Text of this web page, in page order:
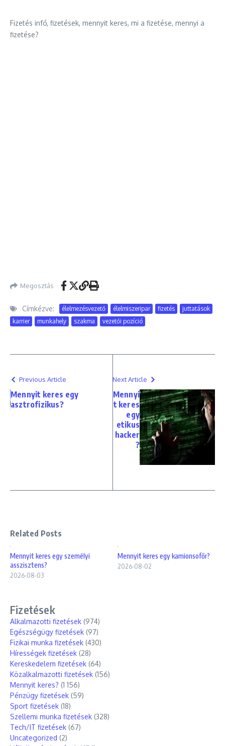
Fizetés infó, fizetések, mennyit keres, mi a fizetése, mennyi a
fizetése?
Megosztás
Címkézve: élelmezésvezető élelmiszeripar fizetés
juttatások
karrier
munkahely szakma vezetői pozíció
Previous Article
Mennyit keres egy
asztrofizikus?
Next Article
Mennyi
t keres
egy
etikus
hacker
?
Related Posts
Mennyit keres egy személyi
asszisztens?
2026-08-03
Mennyit keres egy kamionsofőr?
2026-08-02
Fizetések
Alkalmazotti fizetések (974)
Egészségügy fizetések (97)
Fizikai munka fizetések (430)
Hírességek fizetések (28)
Kereskedelem fizetések (64)
Közalkalmazotti fizetések (156)
Mennyit keres? (1 156)
Pénzügy fizetések (59)
Sport fizetések (18)
Szellemi munka fizetések (328)
Tech/IT fizetések (67)
Uncategorized (2)